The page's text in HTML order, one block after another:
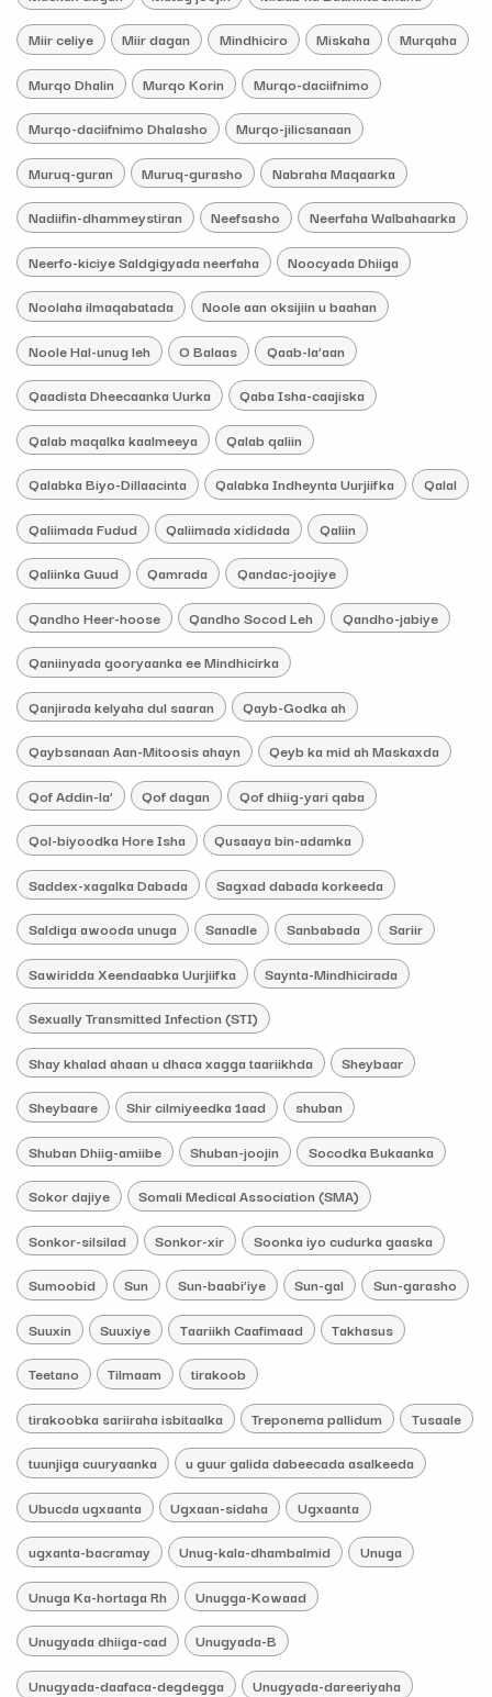
Miir celiye Miir dagan Mindhiciro Miskaha Murqaha
Murqo Dhalin Murqo Korin Murqo-daciifnimo
Murqo-daciifnimo Dhalasho Murqo-jilicsanaan
Muruq-guran Muruq-gurasho Nabraha Maqaarka
Nadiifin-dhammeystiran Neefsasho Neerfaha Walbahaarka
Neerfo-kiciye Saldgigyada neerfaha Noocyada Dhiiga
Noolaha ilmaqabatada Noole aan oksijiin u baahan
Noole Hal-unug leh O Balaas Qaab-la’aan
Qaadista Dheecaanka Uurka Qaba Isha-caajiska
Qalab maqalka kaalmeeya Qalab qaliin
Qalabka Biyo-Dillaacinta Qalabka Indheynta Uurjiifka Qalal
Qaliimada Fudud Qaliimada xididada Qaliin
Qaliinka Guud Qamrada Qandac-joojiye
Qandho Heer-hoose Qandho Socod Leh Qandho-jabiye
Qaniinyada gooryaanka ee Mindhicirka
Qanjirada kelyaha dul saaran Qayb-Godka ah
Qaybsanaan Aan-Mitoosis ahayn Qeyb ka mid ah Maskaxda
Qof Addin-la’ Qof dagan Qof dhiig-yari qaba
Qol-biyoodka Hore Isha Qusaaya bin-adamka
Saddex-xagalka Dabada Sagxad dabada korkeeda
Saldiga awooda unuga Sanadle Sanbabada Sariir
Sawiridda Xeendaabka Uurjiifka Saynta-Mindhicirada
Sexually Transmitted Infection (STI)
Shay khalad ahaan u dhaca xagga taariikhda Sheybaar
Sheybaare Shir cilmiyeedka 1aad shuban
Shuban Dhiig-amiibe Shuban-joojin Socodka Bukaanka
Sokor dajiye Somali Medical Association (SMA)
Sonkor-silsilad Sonkor-xir Soonka iyo cudurka gaaska
Sumoobid Sun Sun-baabi’iye Sun-gal Sun-garasho
Suuxin Suuxiye Taariikh Caafimaad Takhasus
Teetano Tilmaam tirakoob
tirakoobka sariiraha isbitaalka Treponema pallidum Tusaale
tuunjiga cuuryaanka u guur galida dabeecada asalkeeda
Ubucda ugxaanta Ugxaan-sidaha Ugxaanta
ugxanta-bacramay Unug-kala-dhambalmid Unuga
Unuga Ka-hortaga Rh Unugga-Kowaad
Unugyada dhiiga-cad Unugyada-B
Unugyada-daafaca-degdegga Unugyada-dareeriyaha